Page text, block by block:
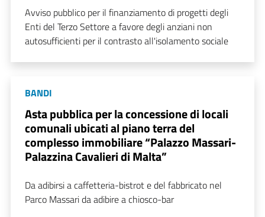
Avviso pubblico per il finanziamento di progetti degli
Enti del Terzo Settore a favore degli anziani non
autosufficienti per il contrasto all'isolamento sociale
BANDI
Asta pubblica per la concessione di locali
comunali ubicati al piano terra del
complesso immobiliare “Palazzo Massari-
Palazzina Cavalieri di Malta”
Da adibirsi a caffetteria-bistrot e del fabbricato nel
Parco Massari da adibire a chiosco-bar